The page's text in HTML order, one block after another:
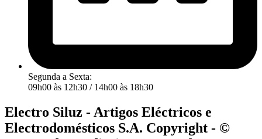
Segunda a Sexta:
09h00 às 12h30 / 14h00 às 18h30
Electro Siluz - Artigos Eléctricos e
Electrodomésticos S.A. Copyright - ©